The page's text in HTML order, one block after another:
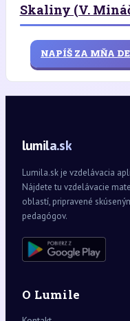
Skaliny (V.
NAPÍŠ ZA MŇA
lumila.sk
Lumila.sk je vzdelávacia
Nájdete tu vzdelávacie
oblastí, pripravené
pedagógov.
O Lumile